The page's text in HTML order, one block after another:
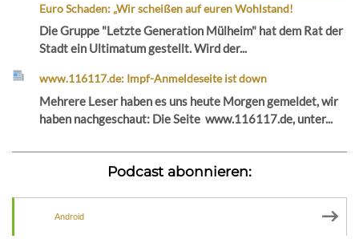
Euro Schaden: „Wir scheißen auf euren Wohlstand!
Die Gruppe "Letzte Generation Mülheim" hat dem Rat der
Stadt ein Ultimatum gestellt. Wird der...
www.116117.de: Impf-Anmeldeseite ist down
Mehrere Leser haben es uns heute Morgen gemeldet, wir
haben nachgeschaut: Die Seite www.116117.de, unter...
Podcast abonnieren:
Android